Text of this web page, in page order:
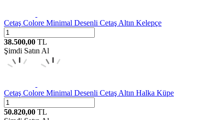
Cetaş Colore Minimal Desenli Cetaş Altın Kelepçe
38.500,00 TL
Şimdi Satın Al
Cetaş Colore Minimal Desenli Cetaş Altın Halka Küpe
50.820,00 TL